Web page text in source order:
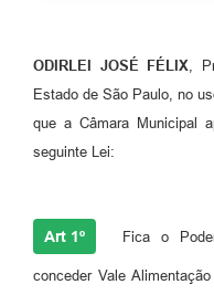
ODIRLEI JOSÉ FÉLIX,
Estado de São Paulo, no
que a Câmara Municipal
seguinte Lei:
Art 1º Fica o
conceder Vale